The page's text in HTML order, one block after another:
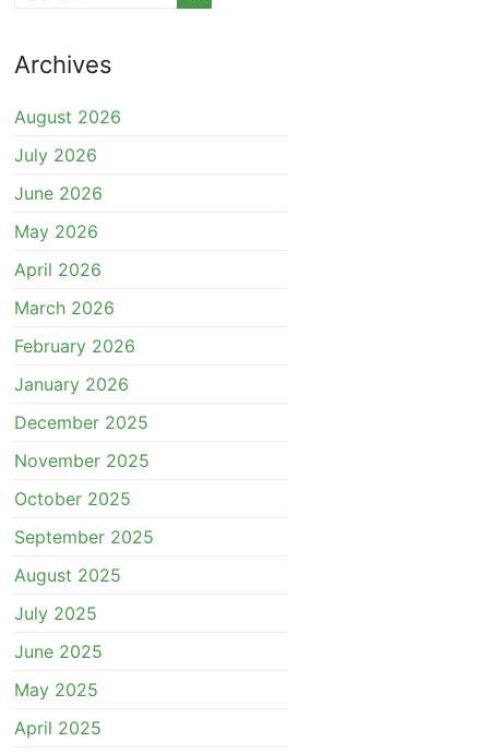
Archives
August 2026
July 2026
June 2026
May 2026
April 2026
March 2026
February 2026
January 2026
December 2025
November 2025
October 2025
September 2025
August 2025
July 2025
June 2025
May 2025
April 2025